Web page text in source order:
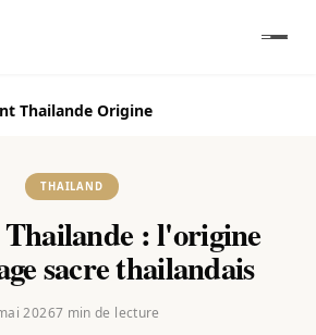
Thailande Origine
THAILAND
: l'origine
sacre thailandais
20267 min de lecture